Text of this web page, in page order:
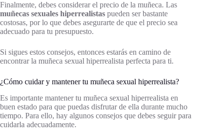
Finalmente, debes considerar el precio de la muñeca. Las
muñecas sexuales hiperrealistas pueden ser bastante
costosas, por lo que debes asegurarte de que el precio sea
adecuado para tu presupuesto.
Si sigues estos consejos, entonces estarás en camino de
encontrar la muñeca sexual hiperrealista perfecta para ti.
¿Cómo cuidar y mantener tu muñeca sexual hiperrealista?
Es importante mantener tu muñeca sexual hiperrealista en
buen estado para que puedas disfrutar de ella durante mucho
tiempo. Para ello, hay algunos consejos que debes seguir para
cuidarla adecuadamente.